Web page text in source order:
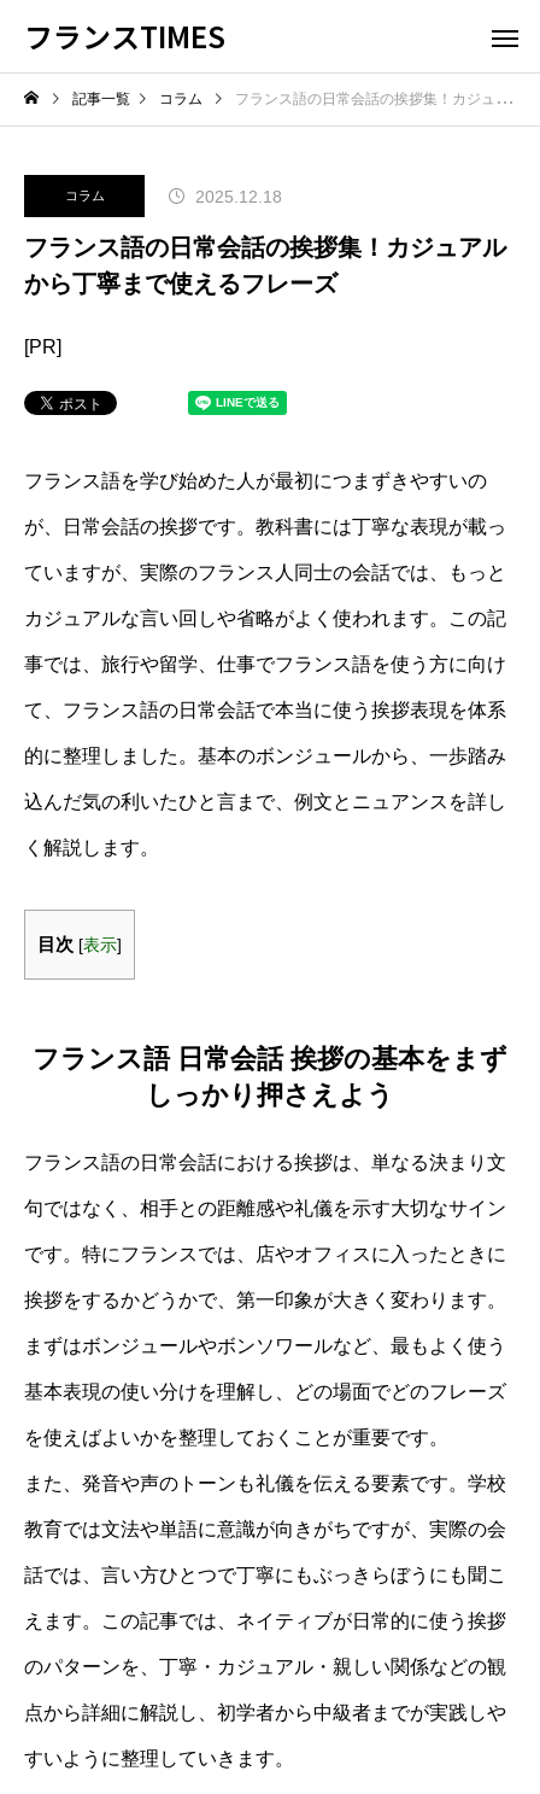
フランスTIMES
記事一覧 コラム フランス語の日常会話の挨拶集！カジュアルから丁寧まで使えるフレーズ
コラム 2025.12.18
フランス語の日常会話の挨拶集！カジュアル
から丁寧まで使えるフレーズ
[PR]
フランス語を学び始めた人が最初につまずきやすいの
が、日常会話の挨拶です。教科書には丁寧な表現が載っ
ていますが、実際のフランス人同士の会話では、もっと
カジュアルな言い回しや省略がよく使われます。この記
事では、旅行や留学、仕事でフランス語を使う方に向け
て、フランス語の日常会話で本当に使う挨拶表現を体系
的に整理しました。基本のボンジュールから、一歩踏み
込んだ気の利いたひと言まで、例文とニュアンスを詳し
く解説します。
目次 [表示]
フランス語 日常会話 挨拶の基本をまず
しっかり押さえよう
フランス語の日常会話における挨拶は、単なる決まり文
句ではなく、相手との距離感や礼儀を示す大切なサイン
です。特にフランスでは、店やオフィスに入ったときに
挨拶をするかどうかで、第一印象が大きく変わります。
まずはボンジュールやボンソワールなど、最もよく使う
基本表現の使い分けを理解し、どの場面でどのフレーズ
を使えばよいかを整理しておくことが重要です。
また、発音や声のトーンも礼儀を伝える要素です。学校
教育では文法や単語に意識が向きがちですが、実際の会
話では、言い方ひとつで丁寧にもぶっきらぼうにも聞こ
えます。この記事では、ネイティブが日常的に使う挨拶
のパターンを、丁寧・カジュアル・親しい関係などの観
点から詳細に解説し、初学者から中級者までが実践しや
すいように整理していきます。